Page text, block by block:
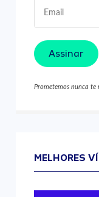
Assinar
Prometemos nunca
MELHORES